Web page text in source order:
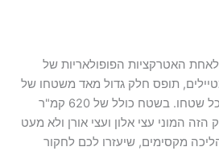
האטרקציות הפופולאריות של
תופס חלק גדול מאד משטחו של
האי הקטן – 6 אחוז מסך כל שטחו. בשטח כולל של 620 קמ"ר
המוני עצי אלון ועצי אורן ולא מעט
מקסימים, שיעזרו לכם לחקור